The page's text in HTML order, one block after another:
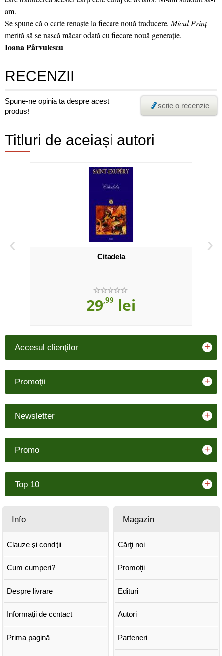
am.
Se spune că o carte renaşte la fiecare nouă traducere. Micul Prinţ
merită să se nască măcar odată cu fiecare nouă generaţie.
Ioana Pârvulescu
RECENZII
Spune-ne opinia ta despre acest
produs!
scrie o recenzie
Titluri de aceiași autori
‹
Citadela
29,99 lei
›
Accesul clienţilor +
Promoţii +
Newsletter +
Promo +
Top 10 +
Info
Clauze și condiții
Cum cumperi?
Despre livrare
Informații de contact
Prima pagină
Magazin
Cărţi noi
Promoţii
Edituri
Autori
Parteneri